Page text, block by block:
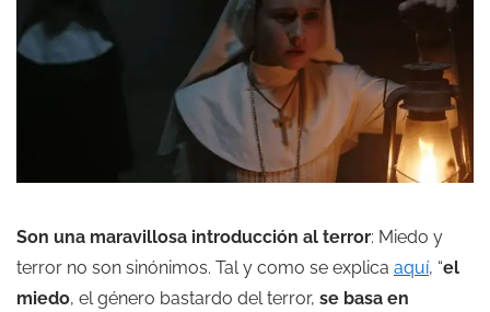
Son una maravillosa introducción al terror: Miedo y
terror no son sinónimos. Tal y como se explica aquí, “el
miedo, el género bastardo del terror, se basa en